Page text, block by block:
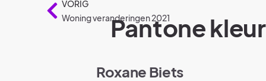
VORIG
Woning veranderingen 2021
Pantone
Roxane Biets